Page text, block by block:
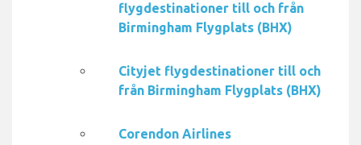
flygdestinationer till och från
Birmingham Flygplats (BHX)
Cityjet flygdestinationer till och
från Birmingham Flygplats (BHX)
Corendon Airlines